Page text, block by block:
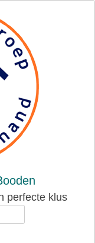
perfecte klus